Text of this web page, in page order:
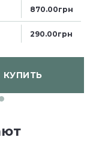
870.00грн
290.00грн
КУПИТЬ